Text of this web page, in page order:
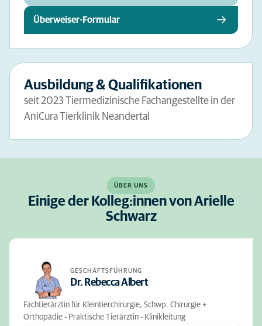
Überweiser-Formular
Ausbildung & Qualifikationen
seit 2023 Tiermedizinische Fachangestellte in der
AniCura Tierklinik Neandertal
ÜBER UNS
Einige der Kolleg:innen von Arielle
Schwarz
GESCHÄFTSFÜHRUNG
Dr. Rebecca Albert
Fachtierärztin für Kleintierchirurgie, Schwp. Chirurgie +
Orthopädie - Praktische Tierärztin - Klinikleitung